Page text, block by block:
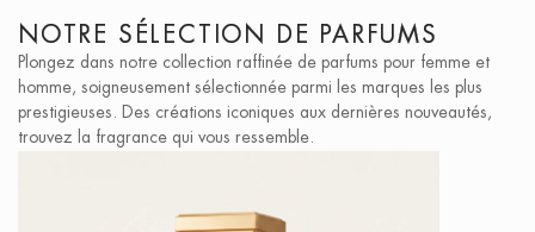
NOTRE SÉLECTION DE PARFUMS
Plongez dans notre collection raffinée de parfums pour femme et
homme, soigneusement sélectionnée parmi les marques les plus
prestigieuses. Des créations iconiques aux dernières nouveautés,
trouvez la fragrance qui vous ressemble.